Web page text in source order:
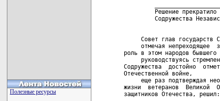
Полезные ресурсы
Решение прекратило
Содружества
Совет глав государств
отмечая непреходящее
роль в этом народов
руководствуясь
Содружества  достойно
Отечественной войне,
еще раз подтверждая
жизни  ветеранов  Великой
защитников Отечества, решил: